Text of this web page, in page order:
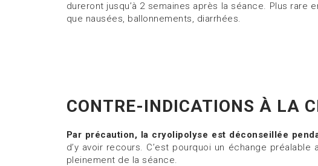
dureront jusqu’à 2 semaines après la séance. Plus
que nausées, ballonnements, diarrhées.
CONTRE-INDICATIONS À LA
Par précaution, la cryolipolyse est déconseillée
d’y avoir recours. C’est pourquoi un échange
pleinement de la séance.